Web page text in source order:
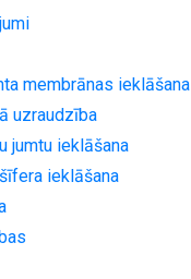
membrānas ieklāšana
uzraudzība
jumtu ieklāšana
ieklāšana